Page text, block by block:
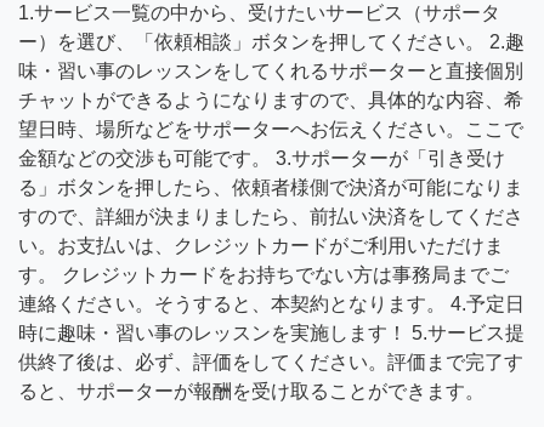
1.サービス一覧の中から、受けたいサービス（サポータ
ー）を選び、「依頼相談」ボタンを押してください。 2.趣
味・習い事のレッスンをしてくれるサポーターと直接個別
チャットができるようになりますので、具体的な内容、希
望日時、場所などをサポーターへお伝えください。ここで
金額などの交渉も可能です。 3.サポーターが「引き受け
る」ボタンを押したら、依頼者様側で決済が可能になりま
すので、詳細が決まりましたら、前払い決済をしてくださ
い。お支払いは、クレジットカードがご利用いただけま
す。 クレジットカードをお持ちでない方は事務局までご
連絡ください。そうすると、本契約となります。 4.予定日
時に趣味・習い事のレッスンを実施します！ 5.サービス提
供終了後は、必ず、評価をしてください。評価まで完了す
ると、サポーターが報酬を受け取ることができます。